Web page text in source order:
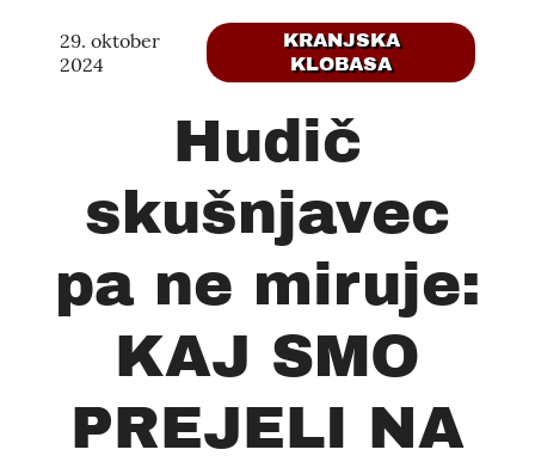
29. oktober
2024
KRANJSKA
KLOBASA
Hudič
skušnjavec
pa ne miruje:
KAJ SMO
PREJELI NA